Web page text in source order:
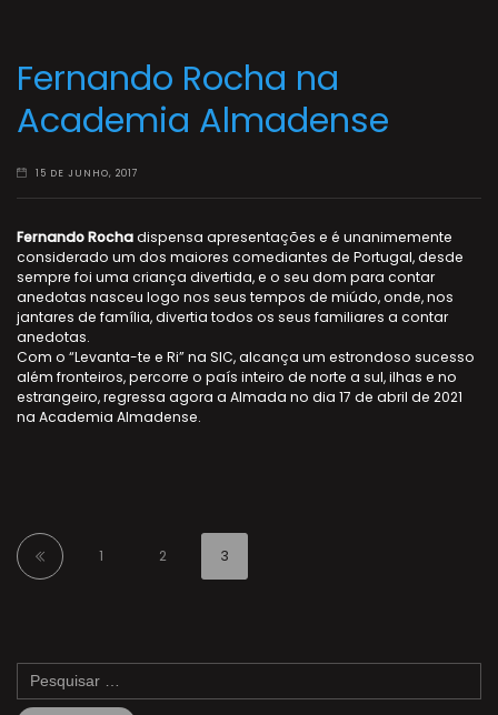
Fernando Rocha na
Academia Almadense
15 DE JUNHO, 2017
Fernando Rochadispensa apresentações e é unanimemente
considerado um dos maiores comediantes de Portugal, desde
sempre foi uma criança divertida, e o seu dom para contar
anedotas nasceu logo nos seus tempos de miúdo, onde, nos
jantares de família, divertia todos os seus familiares a contar
anedotas.
Com o “Levanta-te e Ri” na SIC, alcança um estrondoso sucesso
além fronteiros, percorre o país inteiro de norte a sul, ilhas e no
estrangeiro, regressa agora a Almada no dia 17 de abril de 2021
na Academia Almadense.
1 2 3
Pesquisar
por: